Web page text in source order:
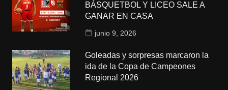
BÁSQUETBOL Y LICEO SALE A
GANAR EN CASA
junio 9, 2026
Goleadas y sorpresas marcaron la
ida de la Copa de Campeones
Regional 2026